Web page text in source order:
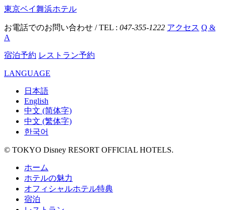
東京ベイ舞浜ホテル
お電話でのお問い合わせ / TEL : 047-355-1222 アクセス Q &
A
宿泊予約 レストラン予約
LANGUAGE
日本語
English
中文 (简体字)
中文 (繁体字)
한국어
© TOKYO Disney RESORT OFFICIAL HOTELS.
ホーム
ホテルの魅力
オフィシャルホテル特典
宿泊